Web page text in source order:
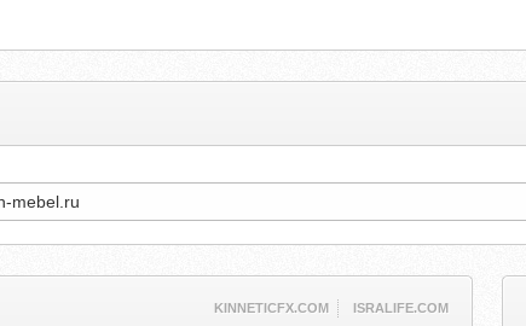
KINNETICFX.COM ISRALIFE.COM